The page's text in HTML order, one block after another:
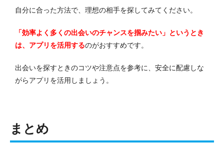
自分に合った方法で、理想の相手を探してみてください。
「効率よく多くの出会いのチャンスを掴みたい」というとき
は、アプリを活用するのがおすすめです。
出会いを探すときのコツや注意点を参考に、安全に配慮しな
がらアプリを活用しましょう。
まとめ